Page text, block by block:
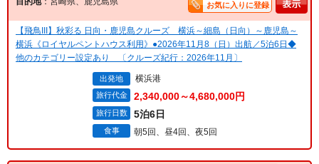
お気に入りに登録
【飛鳥III】秋彩る 日向・鹿児島クルーズ 横浜～細島（日向）～鹿児島～
横浜《ロイヤルペントハウス利用》●2026年11月8（日）出航／5泊6日◆
他のカテゴリー設定あり 〔クルーズ紀行：2026年11月〕
出発地 横浜港
旅行代金 2,340,000～4,680,000円
旅行日数 5泊6日
食事 朝5回、昼4回、夜5回